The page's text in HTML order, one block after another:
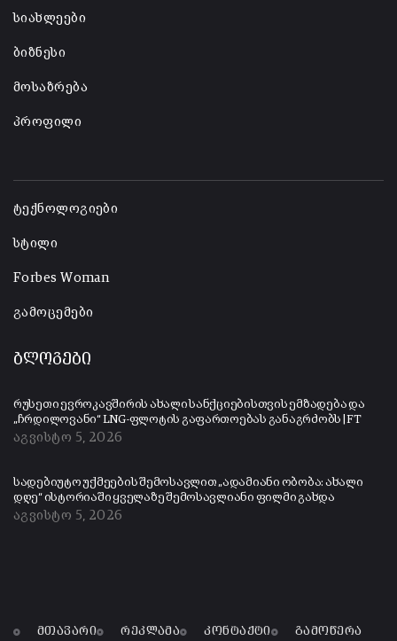
სიახლეები
ბიზნესი
მოსაზრება
პროფილი
ტექნოლოგიები
სტილი
Forbes Woman
გამოცემები
ბლოგები
რუსეთი ევროკავშირის ახალი სანქციებისთვის ემზადება და
„ჩრდილოვანი“ LNG-ფლოტის გაფართოებას განაგრძობს | FT
აგვისტო 5, 2026
სადებიუტო უქმეების შემოსავლით „ადამიანი ობობა: ახალი
დღე“ ისტორიაში ყველაზე შემოსავლიანი ფილმი გახდა
აგვისტო 5, 2026
მთავარი რეკლამა კონტაქტი გამოწერა